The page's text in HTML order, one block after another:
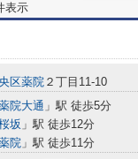
表示
区薬院 ２丁目11-10
院大通 」駅 徒歩5分
坂 」駅 徒歩12分
院 」駅 徒歩11分